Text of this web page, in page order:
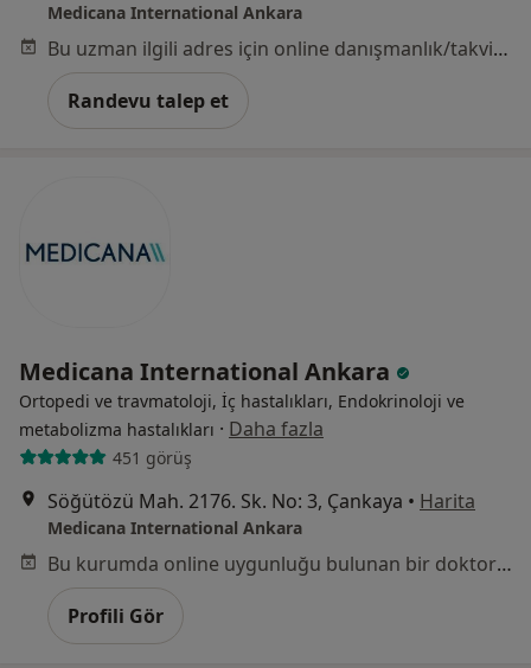
Medicana International Ankara
Bu uzman ilgili adres için online danışmanlık/takvim sunmuyor.
Randevu talep et
Medicana International Ankara
Ortopedi ve travmatoloji, İç hastalıkları, Endokrinoloji ve
metabolizma hastalıkları · Daha fazla
451 görüş
Söğütözü Mah. 2176. Sk. No: 3, Çankaya • Harita
Medicana International Ankara
Bu kurumda online uygunluğu bulunan bir doktor veya uzman bulunamadı
Profili Gör